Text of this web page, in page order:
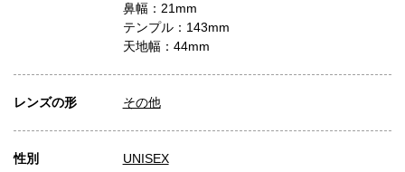
鼻幅：21mm
テンプル：143mm
天地幅：44mm
レンズの形 その他
性別 UNISEX